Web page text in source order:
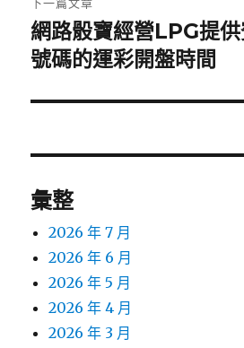
下
一
文
網路骰寶經營LPG提
號碼的運彩開盤時間
彙整
2026 年 7 月
2026 年 6 月
2026 年 5 月
2026 年 4 月
2026 年 3 月